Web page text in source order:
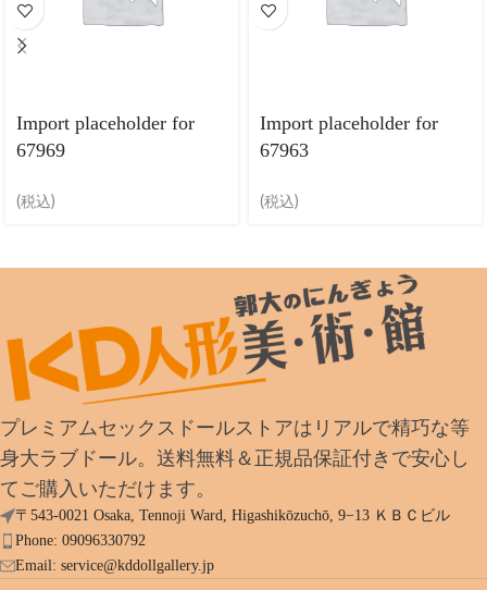
Import placeholder for
67969
(税込)
Import placeholder for
67963
(税込)
プレミアムセックスドールストアはリアルで精巧な等
身大ラブドール。送料無料＆正規品保証付きで安心し
てご購入いただけます。
〒543-0021 Osaka, Tennoji Ward, Higashikōzuchō, 9−13 ＫＢＣビル
Phone: 09096330792
Email: service@kddollgallery.jp